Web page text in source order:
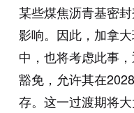
某些煤焦沥青基密
影响。因此，加拿
中，也将考虑此事
豁免，允许其在
存。这一过渡期将